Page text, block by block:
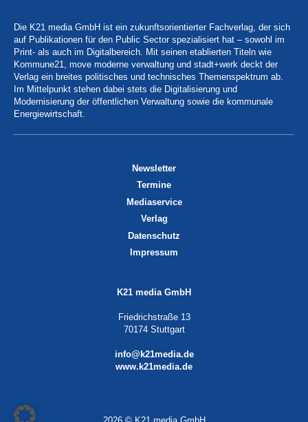
Die K21 media GmbH ist ein zukunftsorientierter Fachverlag, der sich
auf Publikationen für den Public Sector spezialisiert hat – sowohl im
Print- als auch im Digitalbereich. Mit seinen etablierten Titeln wie
Kommune21, move moderne verwaltung und stadt+werk deckt der
Verlag ein breites politisches und technisches Themenspektrum ab.
Im Mittelpunkt stehen dabei stets die Digitalisierung und
Modernisierung der öffentlichen Verwaltung sowie die kommunale
Energiewirtschaft.
Newsletter
Termine
Mediaservice
Verlag
Datenschutz
Impressum
K21 media GmbH
Friedrichstraße 13
70174 Stuttgart
info@k21media.de
www.k21media.de